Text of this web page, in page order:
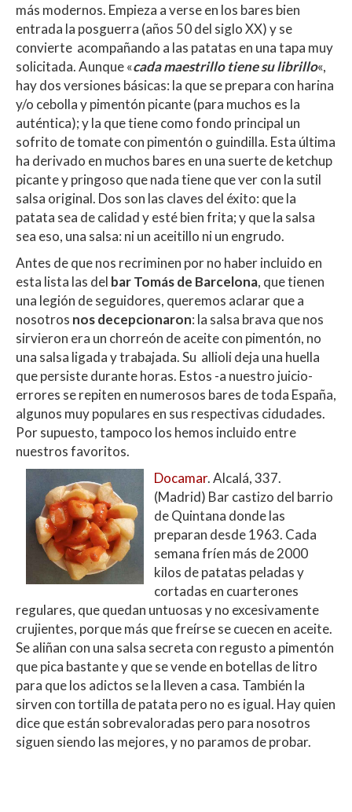
más modernos. Empieza a verse en los bares bien
entrada la posguerra (años 50 del siglo XX) y se
convierte acompañando a las patatas en una tapa muy
solicitada. Aunque «cada maestrillo tiene su librillo«,
hay dos versiones básicas: la que se prepara con harina
y/o cebolla y pimentón picante (para muchos es la
auténtica); y la que tiene como fondo principal un
sofrito de tomate con pimentón o guindilla. Esta última
ha derivado en muchos bares en una suerte de ketchup
picante y pringoso que nada tiene que ver con la sutil
salsa original. Dos son las claves del éxito: que la
patata sea de calidad y esté bien frita; y que la salsa
sea eso, una salsa: ni un aceitillo ni un engrudo.
Antes de que nos recriminen por no haber incluido en
esta lista las del bar Tomás de Barcelona, que tienen
una legión de seguidores, queremos aclarar que a
nosotros nos decepcionaron: la salsa brava que nos
sirvieron era un chorreón de aceite con pimentón, no
una salsa ligada y trabajada. Su allioli deja una huella
que persiste durante horas. Estos -a nuestro juicio-
errores se repiten en numerosos bares de toda España,
algunos muy populares en sus respectivas cidudades.
Por supuesto, tampoco los hemos incluido entre
nuestros favoritos.
Docamar. Alcalá, 337.
(Madrid) Bar castizo del barrio
de Quintana donde las
preparan desde 1963. Cada
semana fríen más de 2000
kilos de patatas peladas y
cortadas en cuarterones
regulares, que quedan untuosas y no excesivamente
crujientes, porque más que freírse se cuecen en aceite.
Se aliñan con una salsa secreta con regusto a pimentón
que pica bastante y que se vende en botellas de litro
para que los adictos se la lleven a casa. También la
sirven con tortilla de patata pero no es igual. Hay quien
dice que están sobrevaloradas pero para nosotros
siguen siendo las mejores, y no paramos de probar.